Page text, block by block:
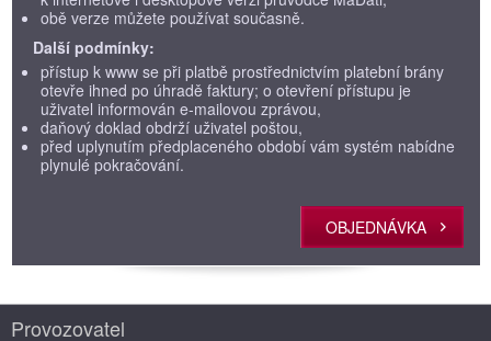
obě verze můžete používat současně.
Další podmínky:
přístup k www se při platbě prostřednictvím platební brány
otevře ihned po úhradě faktury; o otevření přístupu je
uživatel informován e-mailovou zprávou,
daňový doklad obdrží uživatel poštou,
před uplynutím předplaceného období vám systém nabídne
plynulé pokračování.
OBJEDNÁVKA
Provozovatel